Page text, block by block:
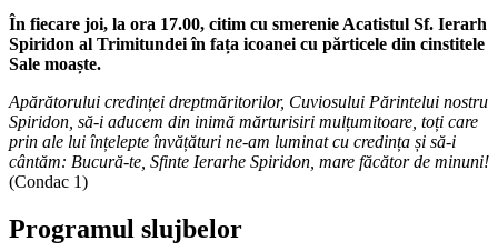
În fiecare joi, la ora 17.00, citim cu smerenie Acatistul Sf. Ierarh
Spiridon al Trimitundei în fața icoanei cu părticele din cinstitele
Sale moaște.
Apărătorului credinței dreptmăritorilor, Cuviosului Părintelui nostru
Spiridon, să-i aducem din inimă mărturisiri mulțumitoare, toți care
prin ale lui înțelepte învățături ne-am luminat cu credința și să-i
cântăm: Bucură-te, Sfinte Ierarhe Spiridon, mare făcător de minuni!
(Condac 1)
Programul slujbelor